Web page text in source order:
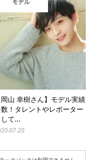
岡山 幸樹さん】モデル実績
！タレントやレポーター
して...